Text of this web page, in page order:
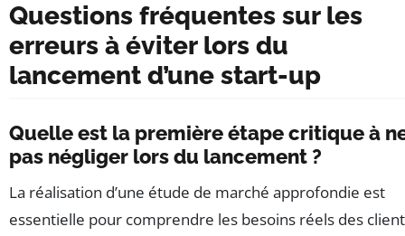
Questions fréquentes sur les
erreurs à éviter lors du
lancement d’une start-up
Quelle est la première étape critique à
pas négliger lors du lancement ?
La réalisation d’une étude de marché approfondie est
essentielle pour comprendre les besoins réels des